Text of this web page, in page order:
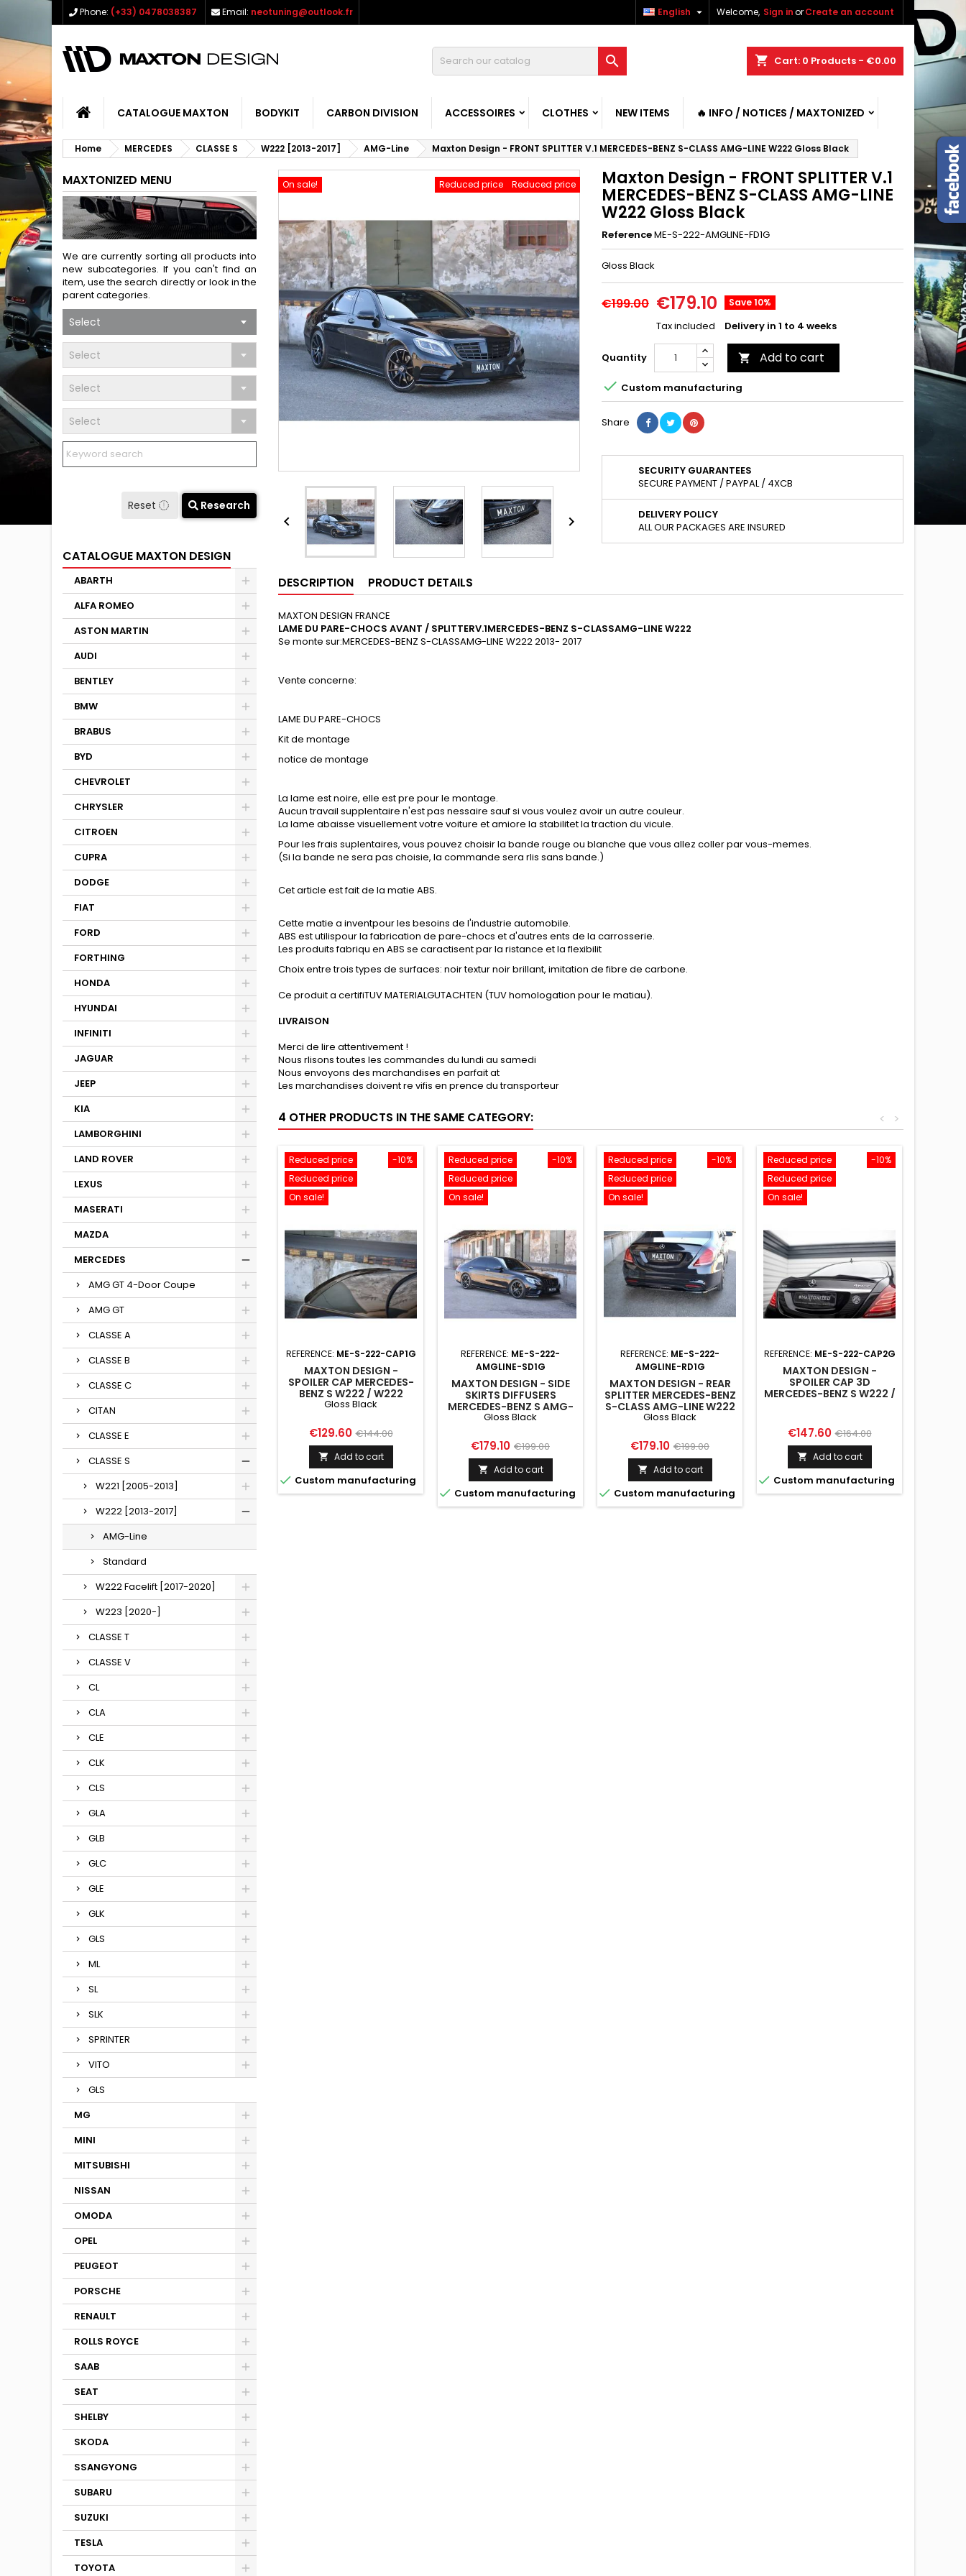
Phone: (+33) 0478038387 Email: neotuning@outlook.fr Welcome, Sign inorCreate an account
English 
shopping_cart Cart: 0 Products - €0.00

CATALOGUE MAXTON BODYKIT CARBON DIVISION ACCESSOIRES CLOTHES NEW ITEMS 🔥 INFO / NOTICES / MAXTONIZED
Home MERCEDES CLASSE S W222 [2013-2017] AMG-Line Maxton Design - FRONT SPLITTER V.1 MERCEDES-BENZ S-CLASS AMG-LINE W222 Gloss Black
MAXTONIZED MENU
We are currently sorting all products into
new subcategories. If you can't find an
item, use the search directly or look in the
parent categories.
Select
Select
Select
Select
Reset Research
CATALOGUE MAXTON DESIGN
ABARTH
ALFA ROMEO
ASTON MARTIN
AUDI
BENTLEY
BMW
BRABUS
BYD
CHEVROLET
CHRYSLER
CITROEN
CUPRA
DODGE
FIAT
FORD
FORTHING
HONDA
HYUNDAI
INFINITI
JAGUAR
JEEP
KIA
LAMBORGHINI
LAND ROVER
LEXUS
MASERATI
MAZDA
MERCEDES
AMG GT 4-Door Coupe
AMG GT
CLASSE A
CLASSE B
CLASSE C
CITAN
CLASSE E
CLASSE S
W221 [2005-2013]
W222 [2013-2017]
AMG-Line
Standard
W222 Facelift [2017-2020]
W223 [2020-]
CLASSE T
CLASSE V
CL
CLA
CLE
CLK
CLS
GLA
GLB
GLC
GLE
GLK
GLS
ML
SL
SLK
SPRINTER
VITO
GLS
MG
MINI
MITSUBISHI
NISSAN
OMODA
OPEL
PEUGEOT
PORSCHE
RENAULT
ROLLS ROYCE
SAAB
SEAT
SHELBY
SKODA
SSANGYONG
SUBARU
SUZUKI
TESLA
TOYOTA
On sale! Reduced price
Reduced price
 
Maxton Design - FRONT SPLITTER V.1
MERCEDES-BENZ S-CLASS AMG-LINE
W222 Gloss Black
ReferenceME-S-222-AMGLINE-FD1G
Gloss Black
€199.00 €179.10 Save 10%
Tax included Delivery in 1 to 4 weeks
Quantity  Add to cart
 Custom manufacturing
Share
SECURITY GUARANTEES
SECURE PAYMENT / PAYPAL / 4XCB
DELIVERY POLICY
ALL OUR PACKAGES ARE INSURED
DESCRIPTION PRODUCT DETAILS
MAXTON DESIGN FRANCE
LAME DU PARE-CHOCS AVANT / SPLITTERV.1MERCEDES-BENZ S-CLASSAMG-LINE W222
Se monte sur:MERCEDES-BENZ S-CLASSAMG-LINE W222 2013- 2017
Vente concerne:
LAME DU PARE-CHOCS
Kit de montage
notice de montage
La lame est noire, elle est pre pour le montage.
Aucun travail supplentaire n'est pas nessaire sauf si vous voulez avoir un autre couleur.
La lame abaisse visuellement votre voiture et amiore la stabilitet la traction du vicule.
Pour les frais suplentaires, vous pouvez choisir la bande rouge ou blanche que vous allez coller par vous-memes.
(Si la bande ne sera pas choisie, la commande sera rlis sans bande.)
Cet article est fait de la matie ABS.
Cette matie a inventpour les besoins de l'industrie automobile.
ABS est utilispour la fabrication de pare-chocs et d'autres ents de la carrosserie.
Les produits fabriqu en ABS se caractisent par la ristance et la flexibilit
Choix entre trois types de surfaces: noir textur noir brillant, imitation de fibre de carbone.
Ce produit a certifiTUV MATERIALGUTACHTEN (TUV homologation pour le matiau).
LIVRAISON
Merci de lire attentivement !
Nous rlisons toutes les commandes du lundi au samedi
Nous envoyons des marchandises en parfait at
Les marchandises doivent re vifis en prence du transporteur
4 OTHER PRODUCTS IN THE SAME CATEGORY: >
<
-10%
Reduced price
Reduced price
On sale!
REFERENCE: ME-S-222-CAP1G
MAXTON DESIGN -
SPOILER CAP MERCEDES-
BENZ S W222 / W222
FACELIFT GLOSS BLACK
Gloss Black
Price
€129.60 Regular
price
€144.00
 Add to cart
 Custom manufacturing
-10%
Reduced price
Reduced price
On sale!
REFERENCE: ME-S-222-
AMGLINE-SD1G
MAXTON DESIGN - SIDE
SKIRTS DIFFUSERS
MERCEDES-BENZ S AMG-
LINE W222 / W222
Gloss Black
Price
€179.10 Regular
price
€199.00
 Add to cart
 Custom manufacturing
-10%
Reduced price
Reduced price
On sale!
REFERENCE: ME-S-222-
AMGLINE-RD1G
MAXTON DESIGN - REAR
SPLITTER MERCEDES-BENZ
S-CLASS AMG-LINE W222
GLOSS BLACK
Gloss Black
Price
€179.10 Regular
price
€199.00
 Add to cart
 Custom manufacturing
-10%
Reduced price
Reduced price
On sale!
REFERENCE: ME-S-222-CAP2G
MAXTON DESIGN -
SPOILER CAP 3D
MERCEDES-BENZ S W222 /
Price
€147.60 Regular
price
€164.00
 Add to cart
 Custom manufacturing